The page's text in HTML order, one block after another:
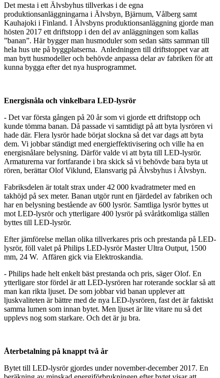
Det mesta i ett Älvsbyhus tillverkas i de egna
produktionsanläggningarna i Älvsbyn, Bjärnum, Vålberg samt
Kauhajoki i Finland. I Älvsbyns produktionsanläggning gjorde man
hösten 2017 ett driftstopp i den del av anläggningen som kallas
”banan”. Här bygger man husmoduler som sedan sätts samman till
hela hus ute på byggplatserna. Anledningen till driftstoppet var att
man bytt husmodeller och behövde anpassa delar av fabriken för att
kunna bygga efter det nya husprogrammet.
Energisnåla och vinkelbara LED-lysrör
- Det var första gången på 20 år som vi gjorde ett driftstopp och
kunde tömma banan. Då passade vi samtidigt på att byta lysrören vi
hade där. Flera lysrör hade börjat slockna så det var dags att byta
dem. Vi jobbar ständigt med energieffektivisering och ville ha en
energisnålare belysning. Därför valde vi att byta till LED-lysrör.
Armaturerna var fortfarande i bra skick så vi behövde bara byta ut
rören, berättar Olof Viklund, Elansvarig på Älvsbyhus i Älvsbyn.
Fabriksdelen är totalt strax under 42 000 kvadratmeter med en
takhöjd på sex meter. Banan utgör runt en fjärdedel av fabriken och
har en belysning bestående av 600 lysrör. Samtliga lysrör byttes ut
mot LED-lysrör och ytterligare 400 lysrör på svåråtkomliga ställen
byttes till LED-lysrör.
Efter jämförelse mellan olika tillverkares pris och prestanda på LED-
lysrör, föll valet på Philips LED-lysrör Master Ultra Output, 1500
mm, 24 W. Affären gick via Elektroskandia.
- Philips hade helt enkelt bäst prestanda och pris, säger Olof. En
ytterligare stor fördel är att LED-lysrören har roterande socklar så att
man kan rikta ljuset. De som jobbar vid banan upplever att
ljuskvaliteten är bättre med de nya LED-lysrören, fast det är faktiskt
samma lumen som innan bytet. Men ljuset är lite vitare nu så det
upplevs nog som starkare. Och det är ju bra.
Återbetalning på knappt två år
Bytet till LED-lysrör gjordes under november-december 2017. En